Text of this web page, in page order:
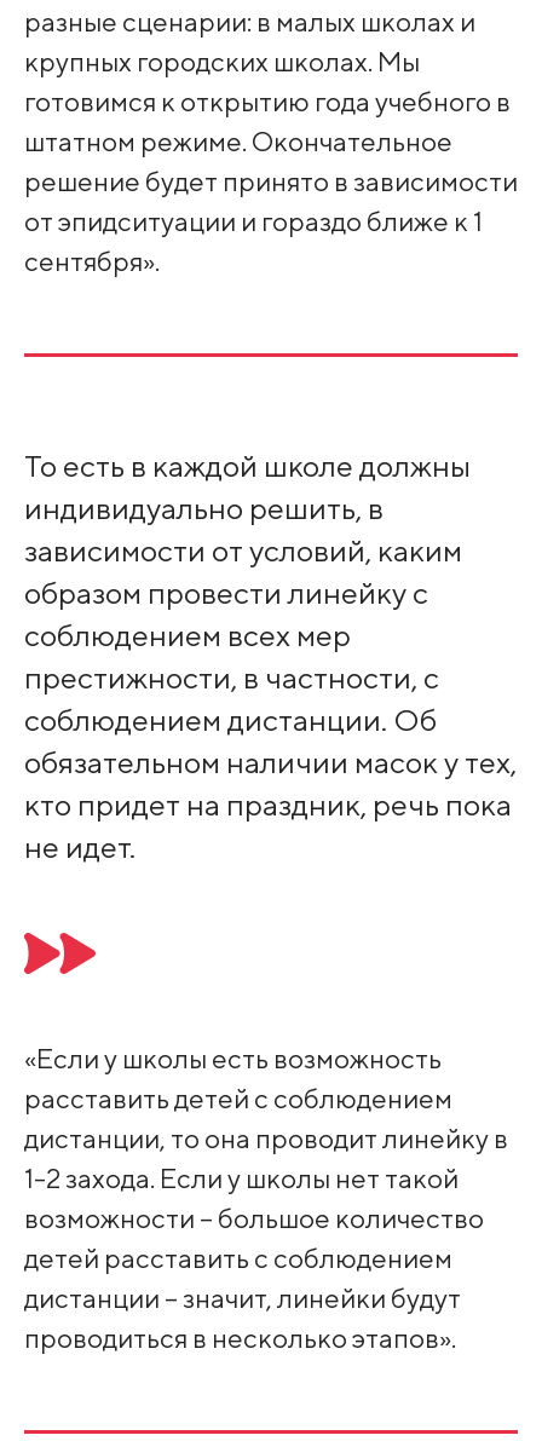
разные сценарии: в малых школах и
крупных городских школах. Мы
готовимся к открытию года учебного в
штатном режиме. Окончательное
решение будет принято в зависимости
от эпидситуации и гораздо ближе к 1
сентября».
То есть в каждой школе должны
индивидуально решить, в
зависимости от условий, каким
образом провести линейку с
соблюдением всех мер
престижности, в частности, с
соблюдением дистанции. Об
обязательном наличии масок у тех,
кто придет на праздник, речь пока
не идет.
«Если у школы есть возможность
расставить детей с соблюдением
дистанции, то она проводит линейку в
1-2 захода. Если у школы нет такой
возможности – большое количество
детей расставить с соблюдением
дистанции – значит, линейки будут
проводиться в несколько этапов».